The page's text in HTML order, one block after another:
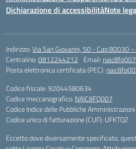
Dichiarazione di accessibilitàNote
Indirizzo:Via San Giovanni, 50 - Cap 80030
Centralino:0812244212 Email:
Posta elettronica certificata (PEC):
Codice fiscale: 92044580634
Codice meccanografico: NAIC8FQ007
Codice Indice delle Pubbliche
Codice unico di fatturazione (CUF): UFKTQZ
Eccetto dove diversamente specificato,